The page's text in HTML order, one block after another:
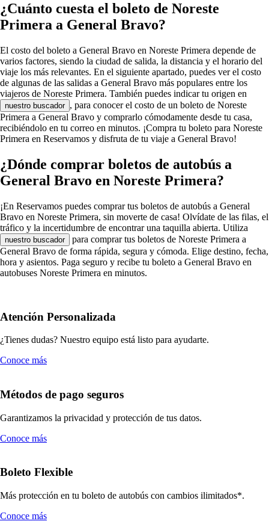
¿Cuánto cuesta el boleto de Noreste
Primera a General Bravo?
El costo del boleto a General Bravo en Noreste Primera depende de
varios factores, siendo la ciudad de salida, la distancia y el horario del
viaje los más relevantes. En el siguiente apartado, puedes ver el costo
de algunas de las salidas a General Bravo más populares entre los
viajeros de Noreste Primera. También puedes indicar tu origen en
nuestro buscador , para conocer el costo de un boleto de Noreste
Primera a General Bravo y comprarlo cómodamente desde tu casa,
recibiéndolo en tu correo en minutos. ¡Compra tu boleto para Noreste
Primera en Reservamos y disfruta de tu viaje a General Bravo!
¿Dónde comprar boletos de autobús a
General Bravo en Noreste Primera?
¡En Reservamos puedes comprar tus boletos de autobús a General
Bravo en Noreste Primera, sin moverte de casa! Olvídate de las filas, el
tráfico y la incertidumbre de encontrar una taquilla abierta. Utiliza
nuestro buscador
para comprar tus boletos de Noreste Primera a
General Bravo de forma rápida, segura y cómoda. Elige destino, fecha,
hora y asientos. Paga seguro y recibe tu boleto a General Bravo en
autobuses Noreste Primera en minutos.
Atención Personalizada
¿Tienes dudas? Nuestro equipo está listo para ayudarte.
Conoce más
Métodos de pago seguros
Garantizamos la privacidad y protección de tus datos.
Conoce más
Boleto Flexible
Más protección en tu boleto de autobús con cambios ilimitados*.
Conoce más